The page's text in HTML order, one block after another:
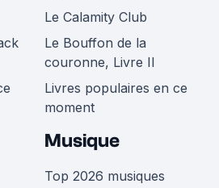
Le Calamity Club
Le Bouffon de la
couronne, Livre II
Livres populaires en ce
moment
Musique
Top 2026 musiques